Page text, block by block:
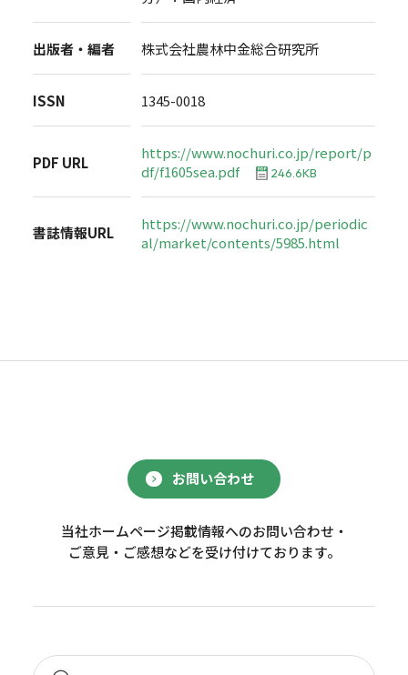
出版者・編者 株式会社農林中金総合研究所
ISSN 1345-0018
PDF URL
https://www.nochuri.co.jp/report/p
df/f1605sea.pdf
246.6KB
書誌情報URL
https://www.nochuri.co.jp/periodic
al/market/contents/5985.html
お問い合わせ
当社ホームページ掲載情報へのお問い合わせ・
ご意見・ご感想などを受け付けております。